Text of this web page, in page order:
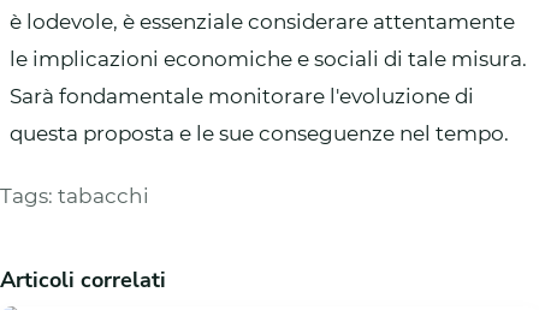
è lodevole, è essenziale considerare attentamente
le implicazioni economiche e sociali di tale misura.
Sarà fondamentale monitorare l'evoluzione di
questa proposta e le sue conseguenze nel tempo.
Tags: tabacchi
Articoli correlati